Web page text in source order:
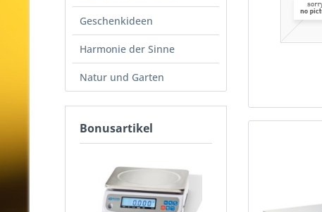
Geschenkideen
Harmonie der Sinne
Natur und Garten
Bonusartikel